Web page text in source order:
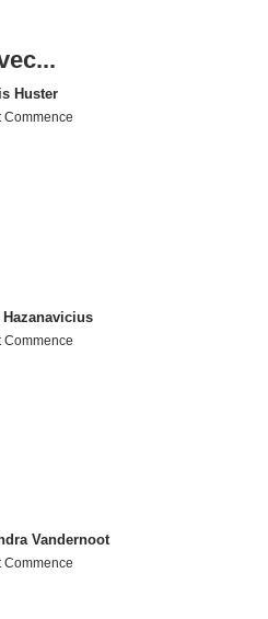
Huster
Commence
Hazanavicius
Commence
Vandernoot
Commence